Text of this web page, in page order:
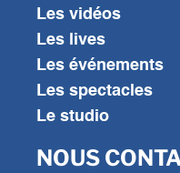
Les vidéos
Les lives
Les événements
Les spectacles
Le studio
NOUS